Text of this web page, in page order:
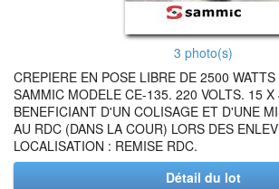
3 photo(s)
CREPIERE EN POSE LIBRE DE 2500
SAMMIC MODELE CE-135. 220 VOLTS. 15
BENEFICIANT D'UN COLISAGE ET D'UNE
AU RDC (DANS LA COUR) LORS DES
LOCALISATION : REMISE RDC.
Détail du lot